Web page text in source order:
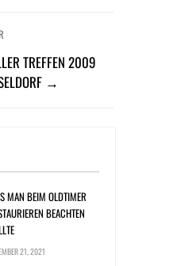
TREFFEN 2009
→
MAN BEIM OLDTIMER
BEACHTEN
21, 2021